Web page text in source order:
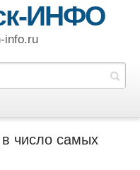
ИНФО
info.ru
число самых